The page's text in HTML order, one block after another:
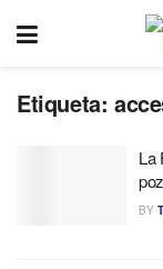
Etiqueta:
La
BY